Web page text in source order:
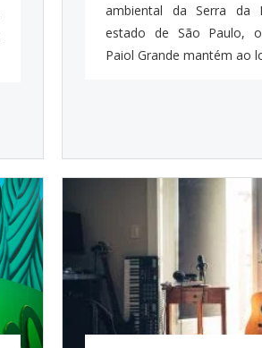
ambiental da Serra da
estado de São Paulo,
Paiol Grande mantém ao